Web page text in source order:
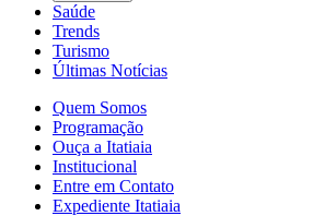
Saúde
Trends
Turismo
Últimas Notícias
Quem Somos
Programação
Ouça a Itatiaia
Institucional
Entre em Contato
Expediente Itatiaia